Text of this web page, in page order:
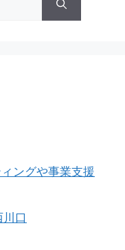
ングや事業支援
口